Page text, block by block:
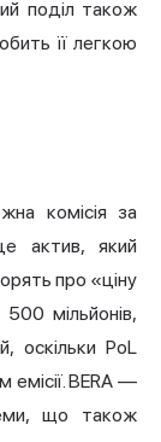
поділ також
її легкою
комісія за
актив, який
про «ціну
мільйонів,
оскільки PoL
BERA —
що також